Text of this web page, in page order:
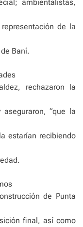
ambientalistas,
de la
Baní.
rechazaron la
“que la
estarían recibiendo
de Punta
final, así como